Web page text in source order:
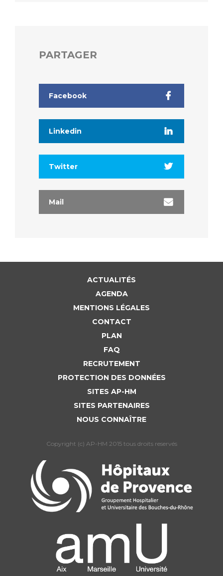
Les recherches en santé à l’AP-HM
Lieu de santé sans tabac
PARTAGER
Facebook
Linkedin
Twitter
Mail
ACTUALITÉS
AGENDA
MENTIONS LÉGALES
CONTACT
PLAN
FAQ
RECRUTEMENT
PROTECTION DES DONNÉES
SITES AP-HM
SITES PARTENAIRES
NOUS CONNAÎTRE
Copyright (c) AP-HM 2015 tous droits reservés